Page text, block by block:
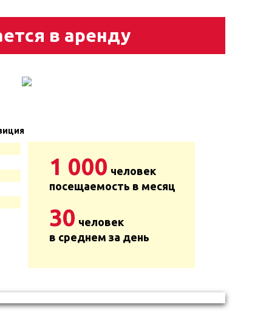
в аренду
1 000 человек
посещаемость в месяц
30 человек
в среднем за день